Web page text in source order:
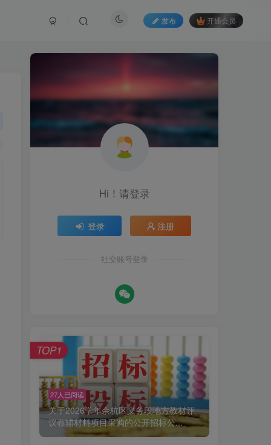
发布 开通会员
Hi！请登录
登录 注册
社交账号登录
27人已阅读
关于2026学年余杭区义务段地方教材评
议教辅材料项目采购的公开招标公...
TOP1